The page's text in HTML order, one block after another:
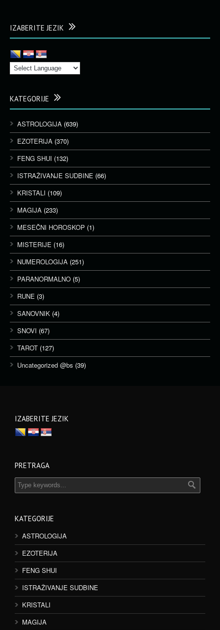
IZABERITE JEZIK
KATEGORIJE
ASTROLOGIJA (639)
EZOTERIJA (370)
FENG SHUI (132)
ISTRAŽIVANJE SUDBINE (66)
KRISTALI (109)
MAGIJA (233)
MESEČNI HOROSKOP (1)
MISTERIJE (16)
NUMEROLOGIJA (251)
PARANORMALNO (5)
RUNE (3)
SANOVNIK (4)
SNOVI (67)
TAROT (127)
Uncategorized @bs (39)
IZABERITE JEZIK
PRETRAGA
KATEGORIJE
ASTROLOGIJA
EZOTERIJA
FENG SHUI
ISTRAŽIVANJE SUDBINE
KRISTALI
MAGIJA